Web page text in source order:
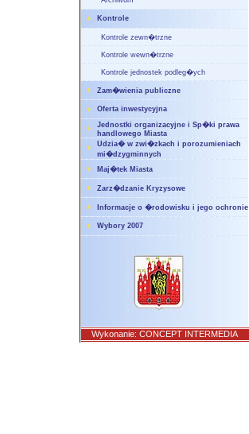
Kontrole
Kontrole zewn�trzne
Kontrole wewn�trzne
Kontrole jednostek podleg�ych
Zam�wienia publiczne
Oferta inwestycyjna
Jednostki organizacyjne i Sp�ki prawa
handlowego Miasta
Udzia� w zwi�zkach i porozumieniach
mi�dzygminnych
Maj�tek Miasta
Zarz�dzanie Kryzysowe
Informacje o �rodowisku i jego ochronie
Wybory 2007
Wykonanie: CONCEPT INTERMEDIA